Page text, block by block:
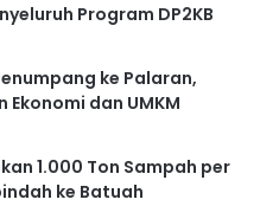
Program DP2KB
ke Palaran,
dan UMKM
1.000 Ton Sampah per
ke Batuah